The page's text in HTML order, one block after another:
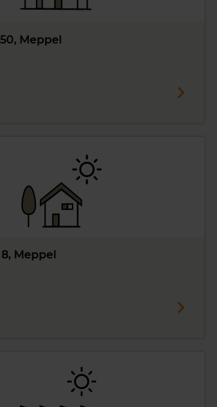
Meppel
Meppel